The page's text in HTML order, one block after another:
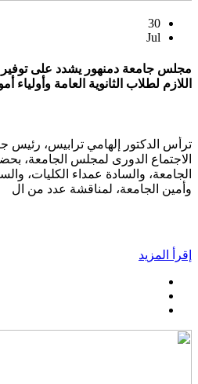
30
Jul
مجلس جامعة دمنهور يشدد على توفير
اللازم لطلاب الثانوية العامة وأولياء
ترأس الدكتور إلهامي ترابيس، رئيس
الاجتماع الدورى لمجلس الجامعة،
الجامعة، والسادة عمداء الكليات،
وأمين الجامعة، لمناقشة عدد من ال
إقرأ المزيد